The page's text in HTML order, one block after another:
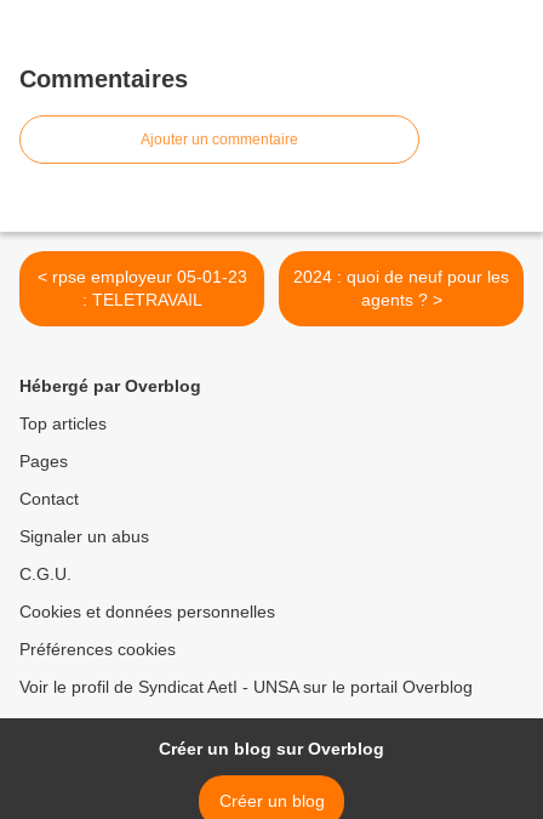
Commentaires
Ajouter un commentaire
< rpse employeur 05-01-23
: TELETRAVAIL
2024 : quoi de neuf pour les
agents ? >
Hébergé par Overblog
Top articles
Pages
Contact
Signaler un abus
C.G.U.
Cookies et données personnelles
Préférences cookies
Voir le profil de Syndicat AetI - UNSA sur le portail Overblog
Créer un blog sur Overblog
Créer un blog